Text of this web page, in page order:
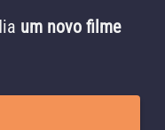
um novo filme